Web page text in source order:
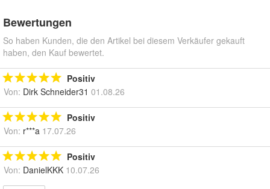
Bewertungen
So haben Kunden, die den Artikel bei diesem Verkäufer gekauft
haben, den Kauf bewertet.
Positiv
Von: Dirk Schneider31 01.08.26
Positiv
Von: r***a 17.07.26
Positiv
Von: DanielKKK 10.07.26